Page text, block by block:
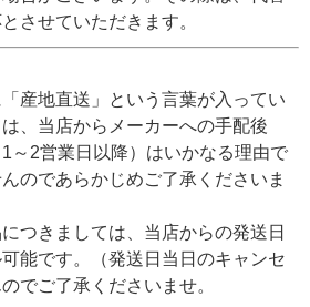
させていただきます。
産地直送」という言葉が入ってい
、当店からメーカーへの手配後
1～2営業日以降）はいかなる理由で
のであらかじめご了承くださいま
つきましては、当店からの発送日
能です。（発送日当日のキャンセ
でご了承くださいませ。